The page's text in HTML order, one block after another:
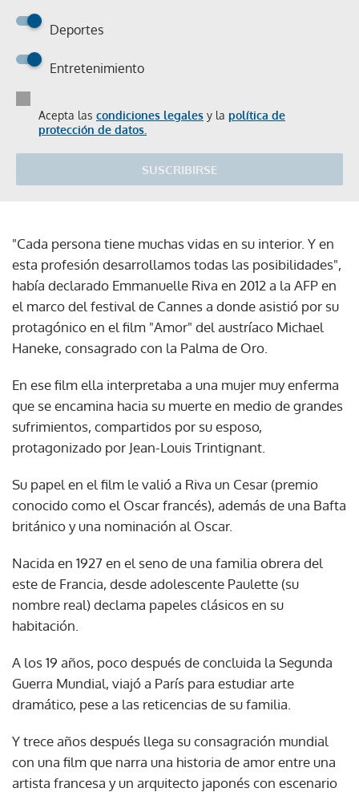
Deportes
Entretenimiento
Acepta las condiciones legales y la política de
protección de datos.
SUSCRIBIRSE
"Cada persona tiene muchas vidas en su interior. Y en
esta profesión desarrollamos todas las posibilidades",
había declarado Emmanuelle Riva en 2012 a la AFP en
el marco del festival de Cannes a donde asistió por su
protagónico en el film "Amor" del austríaco Michael
Haneke, consagrado con la Palma de Oro.
En ese film ella interpretaba a una mujer muy enferma
que se encamina hacia su muerte en medio de grandes
sufrimientos, compartidos por su esposo,
protagonizado por Jean-Louis Trintignant.
Su papel en el film le valió a Riva un Cesar (premio
conocido como el Oscar francés), además de una Bafta
británico y una nominación al Oscar.
Nacida en 1927 en el seno de una familia obrera del
este de Francia, desde adolescente Paulette (su
nombre real) declama papeles clásicos en su
habitación.
A los 19 años, poco después de concluida la Segunda
Guerra Mundial, viajó a París para estudiar arte
dramático, pese a las reticencias de su familia.
Y trece años después llega su consagración mundial
con una film que narra una historia de amor entre una
artista francesa y un arquitecto japonés con escenario